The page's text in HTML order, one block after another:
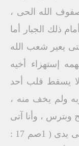
الله الحى ،
ذلك الجبار أما
يعير شعب الله
إستهزاء أخيه
لا يسقط قلب أحد
وذهب وحاربه ولم يخف منه ،
، وأنا آتى
باسم رب الجنود اليوم يحبسك الرب فى يدى ( 1صم 17 :